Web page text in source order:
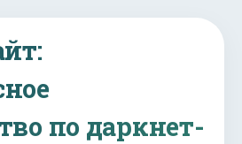
по даркнет-